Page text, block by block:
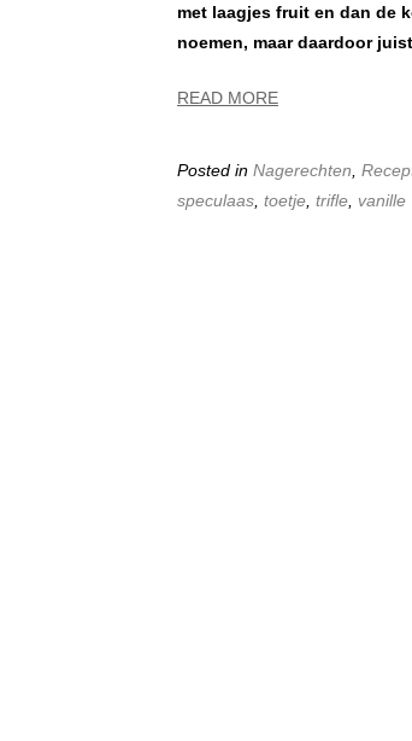
met laagjes fruit en dan de
noemen, maar daardoor
READ MORE
Posted in Nagerechten
speculaas toetje trifle vanille